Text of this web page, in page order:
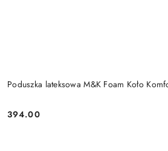
Poduszka lateksowa M&K Foam Koło
Cena:
394.00